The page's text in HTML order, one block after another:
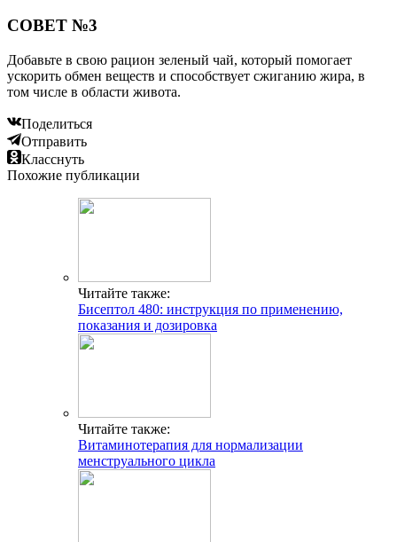
СОВЕТ №3
Добавьте в свою рацион зеленый чай, который помогает
ускорить обмен веществ и способствует сжиганию жира, в
том числе в области живота.
Поделиться
Отправить
Класснуть
Похожие публикации
Читайте также:
Бисептол 480: инструкция по применению,
показания и дозировка
Читайте также:
Витаминотерапия для нормализации
менструального цикла